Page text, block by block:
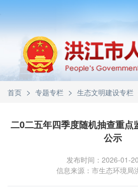
首页 > 专题专栏 > 生态文明建设专栏
二0二五年四季度随机抽查重点
公示
发布时间：2026-01-
信息来源：市生态环境局